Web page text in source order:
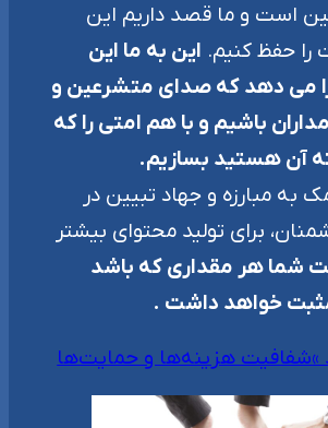
است و ما قصد داریم این
حفظ کنیم. این به ما این
می دهد که صدای متشرعین و
باشیم و با هم امتی را که
آن هستید بسازیم.
به مبارزه و جهاد تبیین در
برای تولید محتوای بیشتر
شما هر مقداری که باشد
خواهد داشت .
»شفافیت هزینه‌ها و حمایت‌ها